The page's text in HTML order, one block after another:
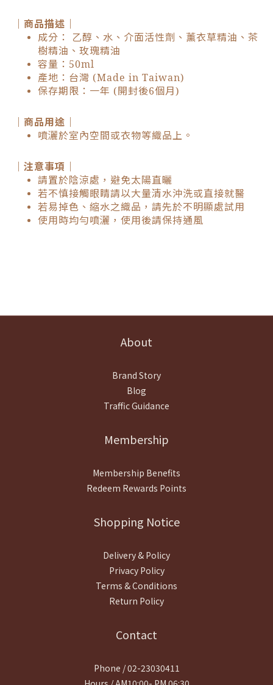
｜商品描述｜
成分： 乙醇、水、介面活性劑、薰衣草精油、茶
樹精油、玫瑰精油
容量：50ml
產地：台灣 (Made in Taiwan)
保存期限：一年 (開封後6個月)
｜商品用途｜
噴灑於室內空間或衣物等織品上。
｜注意事項｜
請置於陰涼處，避免太陽直曬
若不慎接觸眼睛請以大量清水沖洗或直接就醫
若易掉色、縮水之織品，請先於不明顯處試用
使用時均勻噴灑，使用後請保持通風
About
Brand Story
Blog
Traffic Guidance
Membership
Membership Benefits
Redeem Rewards Points
Shopping Notice
Delivery & Policy
Privacy Policy
Terms & Conditions
Return Policy
Contact
Phone / 02-23030411